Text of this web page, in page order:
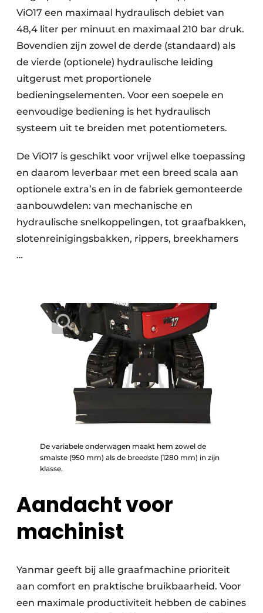
ViO17 een maximaal hydraulisch debiet van
48,4 liter per minuut en maximaal 210 bar druk.
Bovendien zijn zowel de derde (standaard) als
de vierde (optionele) hydraulische leiding
uitgerust met proportionele
bedieningselementen. Voor een soepele en
eenvoudige bediening is het hydraulisch
systeem uit te breiden met potentiometers.
De ViO17 is geschikt voor vrijwel elke toepassing
en daarom leverbaar met een breed scala aan
optionele extra’s en in de fabriek gemonteerde
aanbouwdelen: van mechanische en
hydraulische snelkoppelingen, tot graafbakken,
slotenreinigingsbakken, rippers, breekhamers
…
De variabele onderwagen maakt hem zowel de
smalste (950 mm) als de breedste (1280 mm) in zijn
klasse.
Aandacht voor
machinist
Yanmar geeft bij alle graafmachine prioriteit
aan comfort en praktische bruikbaarheid. Voor
een maximale productiviteit hebben de cabines